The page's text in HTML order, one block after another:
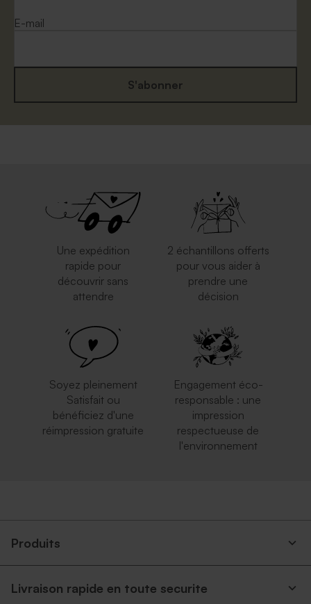
E-mail
S'abonner
Une expédition
rapide pour
découvrir sans
attendre
2 échantillons offerts
pour vous aider à
prendre une
décision
Soyez pleinement
Satisfait ou
bénéficiez d'une
réimpression gratuite
Engagement éco-
responsable : une
impression
respectueuse de
l'environnement
Produits
Livraison rapide en toute securite